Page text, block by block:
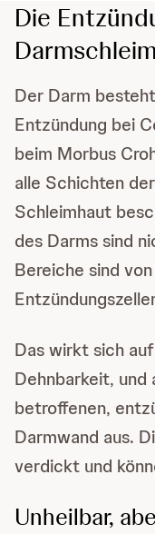
Die
Der Darm
Entzündung bei
beim Morbus
alle Schichten
Schleimhaut
des Darms sind
Bereiche sind
Das wirkt sich
Dehnbarkeit, und
betroffenen,
Darmwand aus.
verdickt und
Unheilbar,